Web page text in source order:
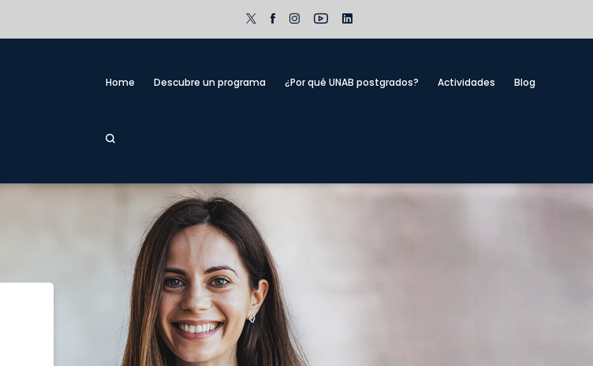
Home Descubre un programa ¿Por qué UNAB postgrados? Actividades Blog